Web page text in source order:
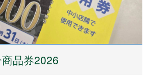
品券2026